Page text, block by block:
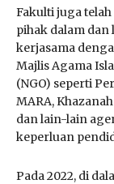
Fakulti juga
pihak dalam
kerjasama
Majlis Agama
(NGO) seperti
MARA,
dan lain-lain
keperluan
Pada 2022, di